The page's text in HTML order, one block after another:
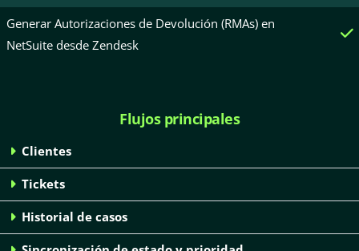
Generar Autorizaciones de Devolución (RMAs) en
NetSuite desde Zendesk
Flujos principales
Clientes
Tickets
Historial de casos